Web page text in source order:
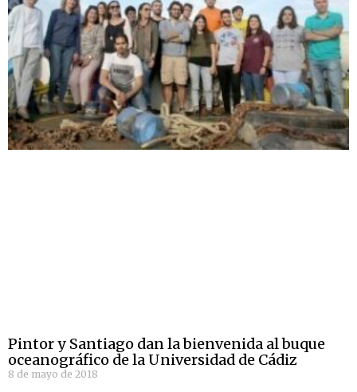
Pintor y Santiago dan la bienvenida al buque
oceanográfico de la Universidad de Cádiz
8 de mayo de 2018